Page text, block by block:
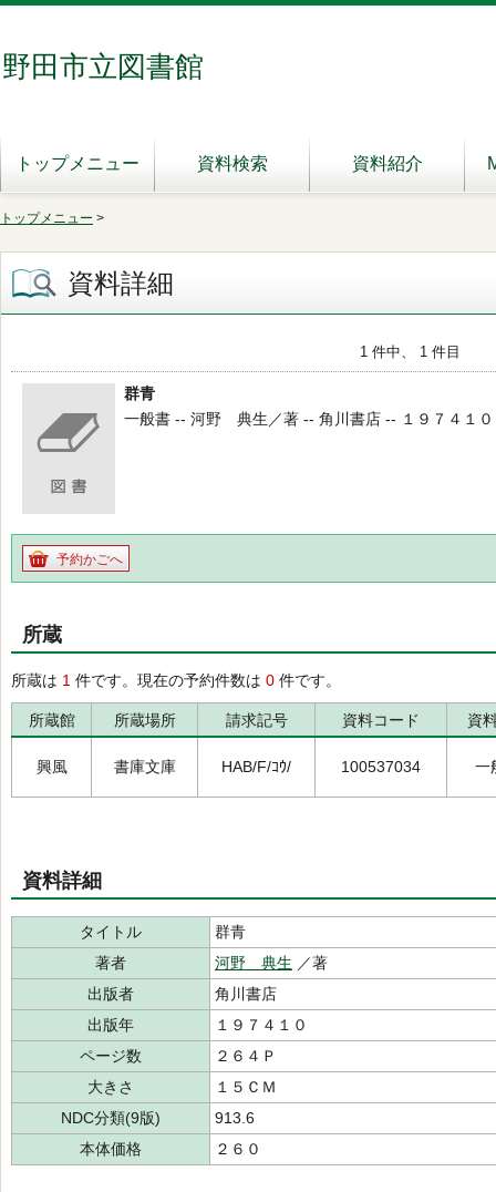
野田市立図書館
トップメニュー 資料検索 資料紹介
トップメニュー >
資料詳細
1 件中、 1 件目
群青
一般書 -- 河野 典生／著 -- 角川書店 -- １９７４１
予約かごへ
所蔵
所蔵は 1 件です。現在の予約件数は 0 件です。
所蔵館 所蔵場所 請求記号 資料コード 資
興風 書庫文庫 HAB/F/ｺｳ/ 100537034 一
資料詳細
タイトル
群青
著者
河野 典生 ／著
出版者
角川書店
出版年
１９７４１０
ページ数
２６４Ｐ
大きさ
１５ＣＭ
NDC分類(9版)
913.6
本体価格
２６０